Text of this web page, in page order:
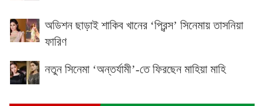
অডিশন ছাড়াই শাকিব খানের ‘প্রিন্স’ সিনেমায় তাসনিয়া
ফারিণ
নতুন সিনেমা ‘অন্তর্যামী’-তে ফিরছেন মাহিয়া মাহি